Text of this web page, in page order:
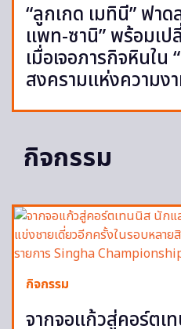
“ลูกเกด เมทินี” ฟาด
แพท-ซานิ” พร้อมเ
เมื่อเจอภารกิจหินใ
สงครามแห่งความง
กิจกรรม
กิจกรรม
จากจอแก้วสู่คอร์ต